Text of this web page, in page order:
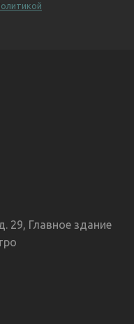
29, Главное здание